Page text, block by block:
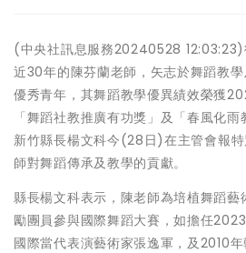
(中央社訊息服務20240528 12:03:23)
近30年的陳芬蘭老師，矢志於舞蹈教
優秀青年，其舞蹈教學優異績效榮獲
「舞蹈社教推廣有功獎」及「春風化雨
新竹縣長楊文科今(28日)在主管會報
師對舞蹈傳承及教學的貢獻。
縣長楊文科表示，陳老師為培植舞蹈
勵團員參與國際舞蹈大賽，如擔任
國際當代表演藝術家張逸軍，及2010